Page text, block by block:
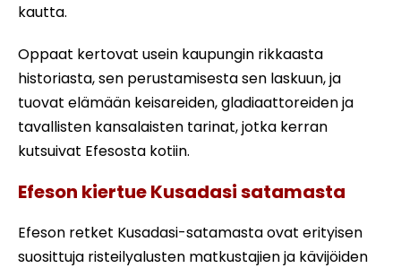
kautta.
Oppaat kertovat usein kaupungin rikkaasta
historiasta, sen perustamisesta sen laskuun, ja
tuovat elämään keisareiden, gladiaattoreiden ja
tavallisten kansalaisten tarinat, jotka kerran
kutsuivat Efesosta kotiin.
Efeson kiertue Kusadasi satamasta
Efeson retket Kusadasi-satamasta ovat erityisen
suosittuja risteilyalusten matkustajien ja kävijöiden